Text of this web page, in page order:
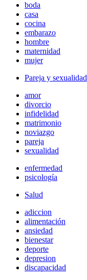
boda
casa
cocina
embarazo
hombre
maternidad
mujer
Pareja y sexualidad
amor
divorcio
infidelidad
matrimonio
noviazgo
pareja
sexualidad
enfermedad
psicología
Salud
adiccion
alimentación
ansiedad
bienestar
deporte
depresion
discapacidad